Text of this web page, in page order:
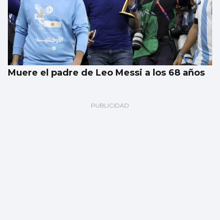
Muere el padre de Leo Messi a los 68 años